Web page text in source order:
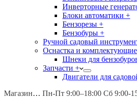
Инверторные
Блоки автоматики +
Бензорезы +
Бензобуры +
Ручной садовый
Оснастка и
Шнеки для
Запчасти +
Двигатели для
Магазины: Калуга ул. Московская
Пн-Пт 9:00–18:00 Сб 9:00-